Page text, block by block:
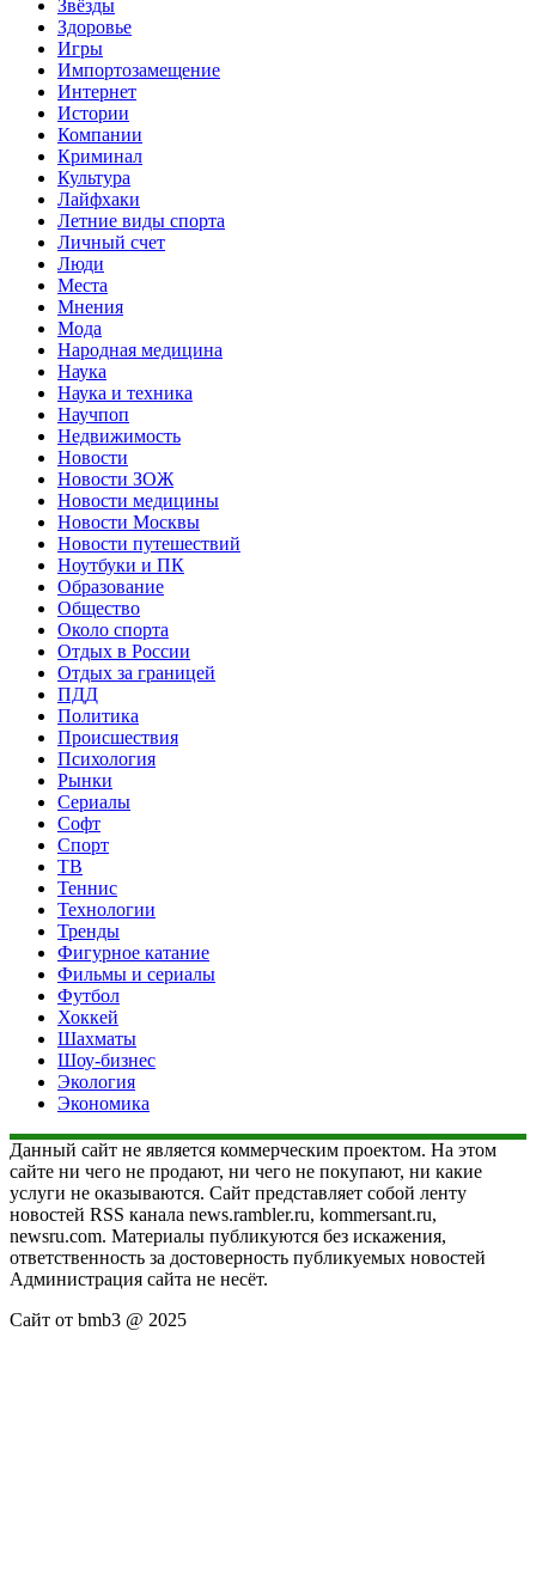
Звёзды
Здоровье
Игры
Импортозамещение
Интернет
Истории
Компании
Криминал
Культура
Лайфхаки
Летние виды спорта
Личный счет
Люди
Места
Мнения
Мода
Народная медицина
Наука
Наука и техника
Научпоп
Недвижимость
Новости
Новости ЗОЖ
Новости медицины
Новости Москвы
Новости путешествий
Ноутбуки и ПК
Образование
Общество
Около спорта
Отдых в России
Отдых за границей
ПДД
Политика
Происшествия
Психология
Рынки
Сериалы
Софт
Спорт
ТВ
Теннис
Технологии
Тренды
Фигурное катание
Фильмы и сериалы
Футбол
Хоккей
Шахматы
Шоу-бизнес
Экология
Экономика
Данный сайт не является коммерческим проектом. На этом
сайте ни чего не продают, ни чего не покупают, ни какие
услуги не оказываются. Сайт представляет собой ленту
новостей RSS канала news.rambler.ru, kommersant.ru,
newsru.com. Материалы публикуются без искажения,
ответственность за достоверность публикуемых новостей
Администрация сайта не несёт.
Сайт от bmb3 @ 2025